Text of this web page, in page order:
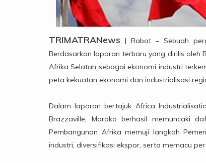
TRIMATRANews | Rabat – Sebuah
Berdasarkan laporan terbaru yang dirilis oleh
Afrika Selatan sebagai ekonomi industri
peta kekuatan ekonomi dan industrialisasi
Dalam laporan bertajuk Africa
Brazzaville, Maroko berhasil memuncaki
Pembangunan Afrika memuji langkah
industri, diversifikasi ekspor, serta memacu